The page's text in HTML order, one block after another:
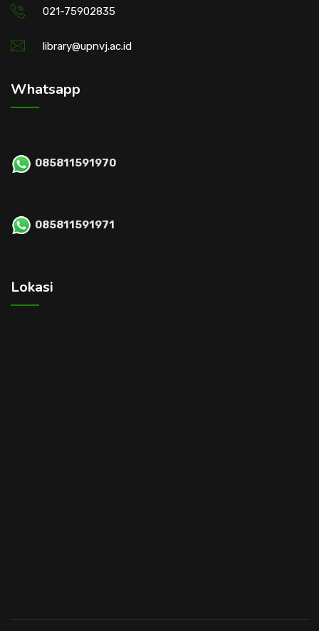
021-75902835
library@upnvj.ac.id
Whatsapp
085811591970
085811591971
Lokasi